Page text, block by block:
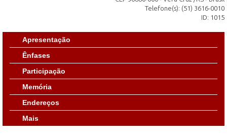
Telefone(s): (51) 3616-0010
ID: 1015
Apresentação
Ênfases
Participação
Memória
Endereços
Mais